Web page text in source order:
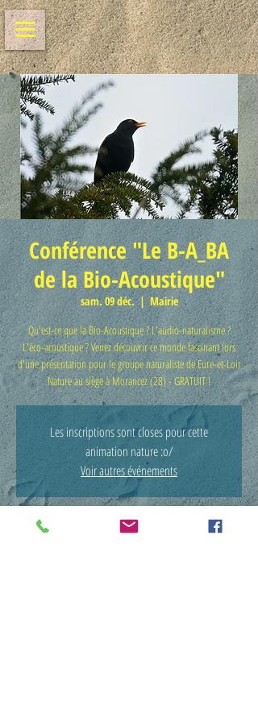
Conférence "Le B-A_BA
de la Bio-Acoustique"
sam. 09 déc.
  |
Mairie
Qu'est-ce que la Bio-Acoustique ? L'audio-naturalisme ?
L'éco-acoustique ? Venez découvrir ce monde fascinant lors
d'une présentation pour le groupe naturaliste de Eure-et-Loir
Nature au siège à Morancez (28) - GRATUIT !
Les inscriptions sont closes pour cette
animation nature :o/
Voir autres événements
Heure et lieu